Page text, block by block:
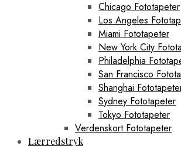
Chicago Fototapeter
Los Angeles
Miami Fototapeter
New York City
Philadelphia
San Francisco
Shanghai
Sydney Fototapeter
Tokyo Fototapeter
Verdenskort Fototapeter
Lærredstryk